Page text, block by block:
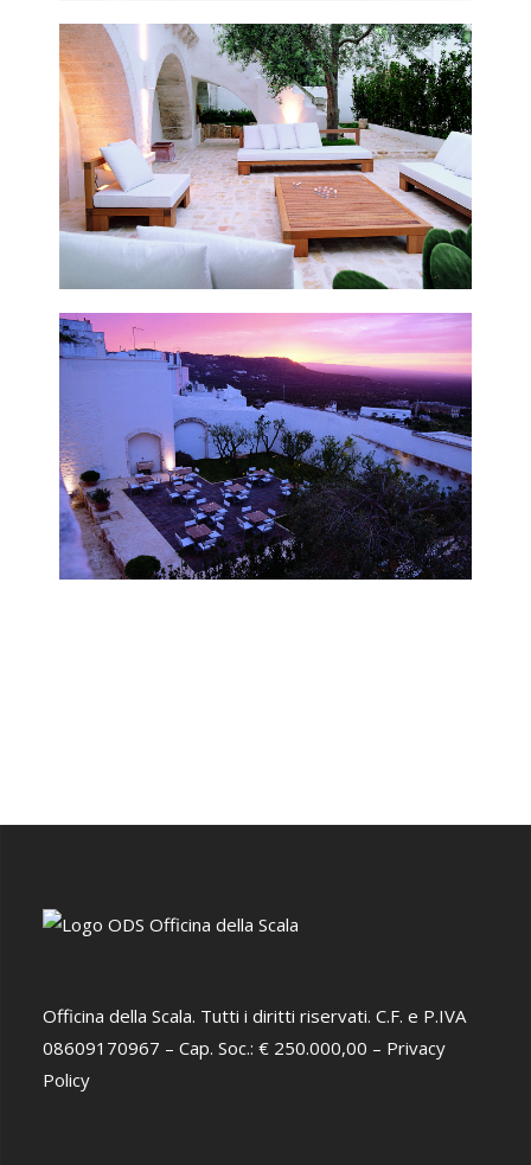
Officina della Scala. Tutti i diritti riservati. C.F. e P.IVA
08609170967 – Cap. Soc.: € 250.000,00 – Privacy
Policy